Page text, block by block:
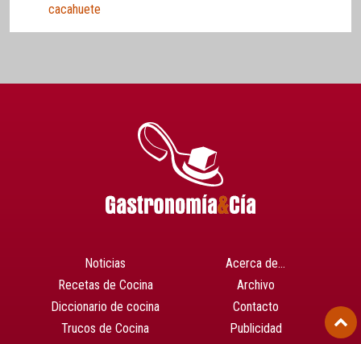
cacahuete
Noticias
Recetas de Cocina
Diccionario de cocina
Trucos de Cocina
Acerca de…
Archivo
Contacto
Publicidad